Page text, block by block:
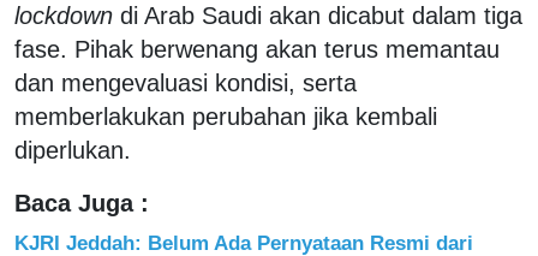
lockdown di Arab Saudi akan dicabut dalam tiga
fase. Pihak berwenang akan terus memantau
dan mengevaluasi kondisi, serta
memberlakukan perubahan jika kembali
diperlukan.
Baca Juga :
KJRI Jeddah: Belum Ada Pernyataan Resmi dari